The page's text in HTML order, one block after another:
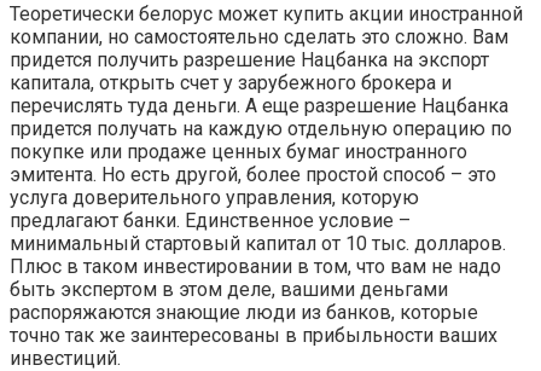
Теоретически белорус может купить акции иностранной
компании, но самостоятельно сделать это сложно. Вам
придется получить разрешение Нацбанка на экспорт
капитала, открыть счет у зарубежного брокера и
перечислять туда деньги. А еще разрешение Нацбанка
придется получать на каждую отдельную операцию по
покупке или продаже ценных бумаг иностранного
эмитента. Но есть другой, более простой способ – это
услуга доверительного управления, которую
предлагают банки. Единственное условие –
минимальный стартовый капитал от 10 тыс. долларов.
Плюс в таком инвестировании в том, что вам не надо
быть экспертом в этом деле, вашими деньгами
распоряжаются знающие люди из банков, которые
точно так же заинтересованы в прибыльности ваших
инвестиций.